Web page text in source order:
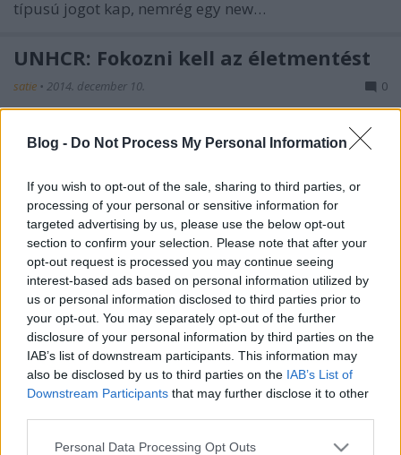
Blog - Do Not Process My Personal Information
If you wish to opt-out of the sale, sharing to third parties, or
processing of your personal or sensitive information for
targeted advertising by us, please use the below opt-out
section to confirm your selection. Please note that after your
opt-out request is processed you may continue seeing
interest-based ads based on personal information utilized by
us or personal information disclosed to third parties prior to
your opt-out. You may separately opt-out of the further
disclosure of your personal information by third parties on the
IAB’s list of downstream participants. This information may
also be disclosed by us to third parties on the IAB’s List of
Downstream Participants that may further disclose it to other
Please note that this website/app uses one or more Google
Personal Data Processing Opt Outs
típusú jogot kap, nemrég egy new…
UNHCR: Fokozni kell az életmentést
satie • 2014. december 10. 0
Az ENSZ Menekültügyi Főbiztossága, angol
rövidítéssel UNHCR, közzétette éves jelentését, írta
polgárháború, mind az afrikai helyzet miatt a
legtöbb ember, aki hazájából menekülni kényszerül,
a Földközi-tengeren át érkezik…
Közvetlen IP-hívás a következő
Firefoxban
satie•2014. október 17.
A Mozilla a november végén megjelenő következő
Firefox változattól közvetlen IP hang és/vagy
videóhívást tesz lehetővé mindenki számára, akinek
számítógépén vagy telefonján gyárilag ott van, vagy